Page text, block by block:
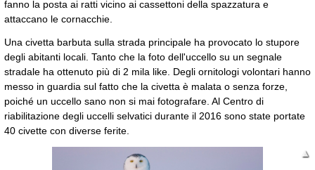
fanno la posta ai ratti vicino ai cassettoni della spazzatura e
attaccano le cornacchie.
Una civetta barbuta sulla strada principale ha provocato lo stupore
degli abitanti locali. Tanto che la foto dell'uccello su un segnale
stradale ha ottenuto più di 2 mila like. Degli ornitologi volontari hanno
messo in guardia sul fatto che la civetta è malata o senza forze,
poiché un uccello sano non si mai fotografare. Al Centro di
riabilitazione degli uccelli selvatici durante il 2016 sono state portate
40 civette con diverse ferite.